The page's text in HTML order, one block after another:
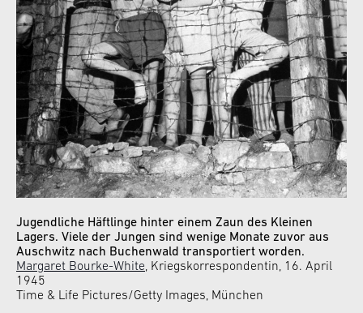
Jugendliche Häftlinge hinter einem Zaun des Kleinen
Lagers. Viele der Jungen sind wenige Monate zuvor aus
Auschwitz nach Buchenwald transportiert worden.
Margaret Bourke-White , Kriegskorrespondentin, 16. April
1945
Time & Life Pictures/Getty Images, München